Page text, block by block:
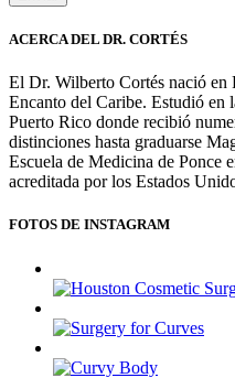
ACERCA DEL DR. CORTÉS
El Dr. Wilberto Cortés nació en
Encanto del Caribe. Estudió
Puerto Rico donde recibió
distinciones hasta graduarse
Escuela de Medicina de Ponce
acreditada por los Estados
FOTOS DE INSTAGRAM